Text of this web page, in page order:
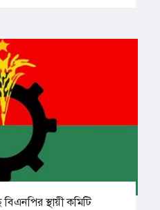
স্থায়ী কমিটি